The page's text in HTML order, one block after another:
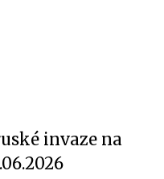
invaze na